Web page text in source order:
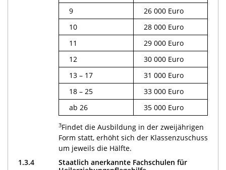
9
26 000 Euro
10
28 000 Euro
11
29 000 Euro
12
30 000 Euro
13 – 17
31 000 Euro
18 – 25
33 000 Euro
ab 26
35 000 Euro
3Findet die Ausbildung in der zweijährigen
Form statt, erhöht sich der Klassenzuschuss
um jeweils die Hälfte.
1.3.4
Staatlich anerkannte Fachschulen für